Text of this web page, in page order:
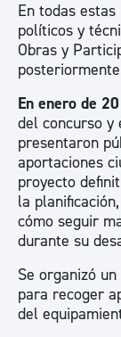
En todas
políticos y
Obras y
En enero de
del concurso y
presentaron
aportaciones
proyecto
la
cómo seguir
durante su
Se organizó
para recoger
del